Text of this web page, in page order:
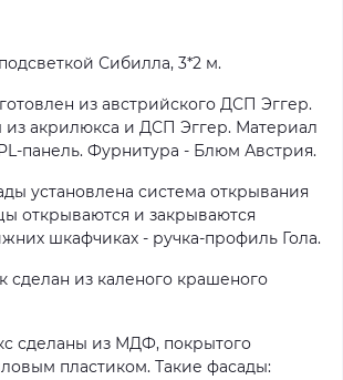
Сибилла, 3*2 м.
из австрийского ДСП Эггер.
акрилюкса и ДСП Эггер. Материал
панель. Фурнитура - Блюм Австрия.
установлена система открывания
открываются и закрываются
шкафчиках - ручка-профиль Гола.
сделан из каленого крашеного
сделаны из МДФ, покрытого
пластиком. Такие фасады: